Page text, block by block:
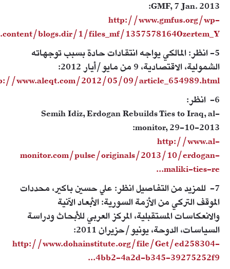
GMF, 7 Jan. 2013:
http://www.gmfus.org/wp-
content/blogs.dir/1/files_mf/1357578164Ozertem_Y...
5- انظر: المالكي يواجه انتقادات حادة بسبب توجهاته
الشمولية، الاقتصادية، 9 من مايو/أيار 2012:
www.aleqt.com/2012/05/09/article_654989.html
6- انظر:
Semih Idiz, Erdogan Rebuilds Ties to Iraq, al-
monitor, 29-10-2013:
http://www.al-
monitor.com/pulse/originals/2013/10/erdogan-
maliki-ties-re...
7- للمزيد من التفاصيل انظر: علي حسين باكير، محددات
الموقف التركي من الأزمة السورية: الأبعاد الآنية
والانعكاسات المستقبلية، المركز العربي للأبحاث ودراسة
السياسات، الدوحة، يونيو/حزيران 2011:
http://www.dohainstitute.org/file/Get/ed258304-
4bb2-4a2d-b345-39275252f9...